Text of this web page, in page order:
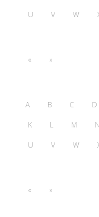
U
V W
« »
A B C D
K
L M N
U
V W
« »